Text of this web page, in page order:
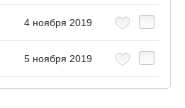
4 ноября 2019
5 ноября 2019